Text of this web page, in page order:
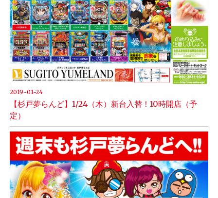
2019-01-24
【杉戸夢らんど】1/24（木）新台入替！10時開店（予
定）